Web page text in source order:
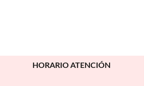
HORARIO ATENCIÓN